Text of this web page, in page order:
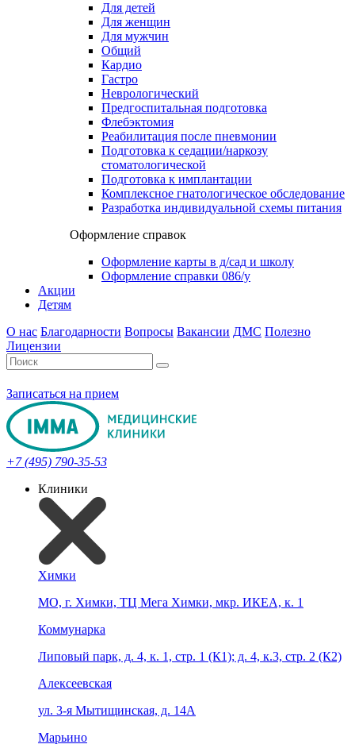
Для детей
Для женщин
Для мужчин
Общий
Кардио
Гастро
Неврологический
Предгоспитальная подготовка
Флебэктомия
Реабилитация после пневмонии
Подготовка к седации/наркозу
стоматологической
Подготовка к имплантации
Комплексное гнатологическое обследование
Разработка индивидуальной схемы питания
Оформление справок
Оформление карты в д/сад и школу
Оформление справки 086/у
Акции
Детям
О нас Благодарности Вопросы Вакансии ДМС Полезно
Лицензии
Записаться на прием
+7 (495) 790-35-53
Клиники
Химки
МО, г. Химки, ТЦ Мега Химки, мкр. ИКЕА, к. 1
Коммунарка
Липовый парк, д. 4, к. 1, стр. 1 (К1); д. 4, к.3, стр. 2 (К2)
Алексеевская
ул. 3-я Мытищинская, д. 14А
Марьино